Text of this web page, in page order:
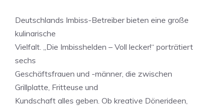
Deutschlands Imbiss-Betreiber bieten eine große
kulinarische
Vielfalt. „Die Imbisshelden – Voll lecker!“ porträtiert
sechs
Geschäftsfrauen und -männer, die zwischen
Grillplatte, Fritteuse und
Kundschaft alles geben. Ob kreative Dönerideen,